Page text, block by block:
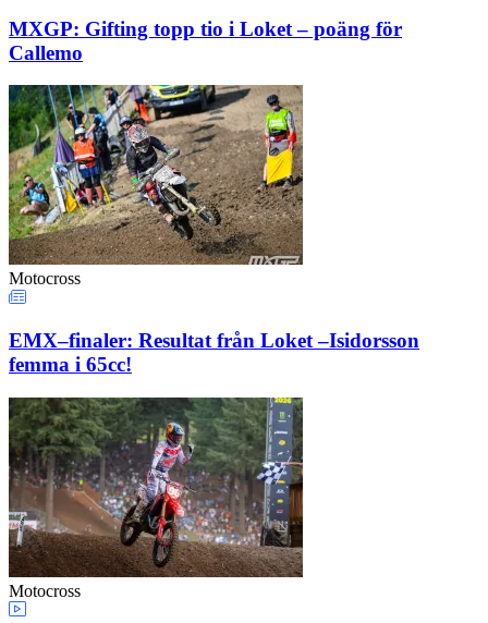
MXGP: Gifting topp tio i Loket – poäng för
Callemo
Motocross
EMX–finaler: Resultat från Loket –Isidorsson
femma i 65cc!
Motocross